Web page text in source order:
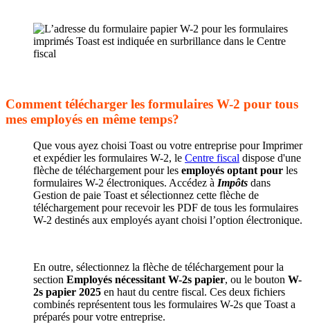
Comment télécharger les formulaires W-2 pour tous
mes employés en même temps?
Que vous ayez choisi Toast ou votre entreprise pour Imprimer
et expédier les formulaires W-2, le Centre fiscal dispose d'une
flèche de téléchargement pour les employés optant pour les
formulaires W-2 électroniques. Accédez à Impôts dans
Gestion de paie Toast et sélectionnez cette flèche de
téléchargement pour recevoir les PDF de tous les formulaires
W-2 destinés aux employés ayant choisi l’option électronique.
En outre, sélectionnez la flèche de téléchargement pour la
section Employés nécessitant W-2s papier, ou le bouton W-
2s papier 2025 en haut du centre fiscal. Ces deux fichiers
combinés représentent tous les formulaires W-2s que Toast a
préparés pour votre entreprise.